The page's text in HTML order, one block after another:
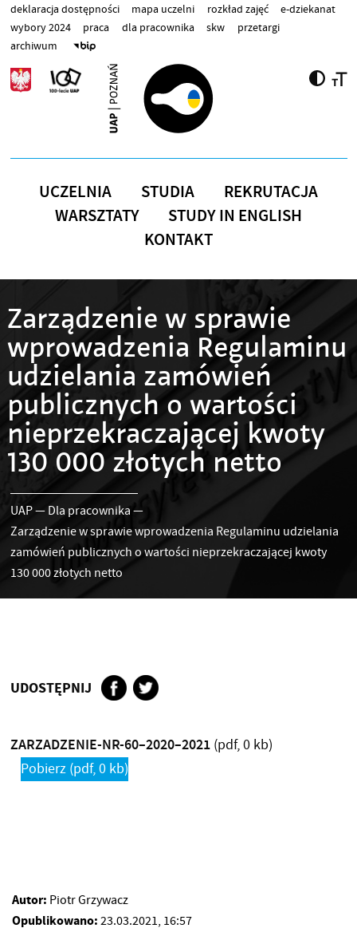
Przejdź do treści
deklaracja dostępności mapa uczelni rozkład zajęć
e-dziekanat
wybory 2024
praca dla pracownika skw
przetargi
archiwum
UCZELNIA STUDIA
REKRUTACJA
WARSZTATY
STUDY IN ENGLISH
KONTAKT
Zarządzenie w sprawie
wprowadzenia Regulaminu
udzielania zamówień
publicznych o wartości
nieprzekraczającej kwoty
130 000 złotych netto
UAP— Dla pracownika —
Zarządzenie w sprawie wprowadzenia Regulaminu udzielania
zamówień publicznych o wartości nieprzekraczającej kwoty
130 000 złotych netto
UDOSTĘPNIJ
ZARZADZENIE-NR-60–2020–2021 (pdf, 0 kb)
Pobierz (pdf, 0 kb)
Autor: Piotr Grzywacz
Opublikowano: 23.03.2021, 16:57